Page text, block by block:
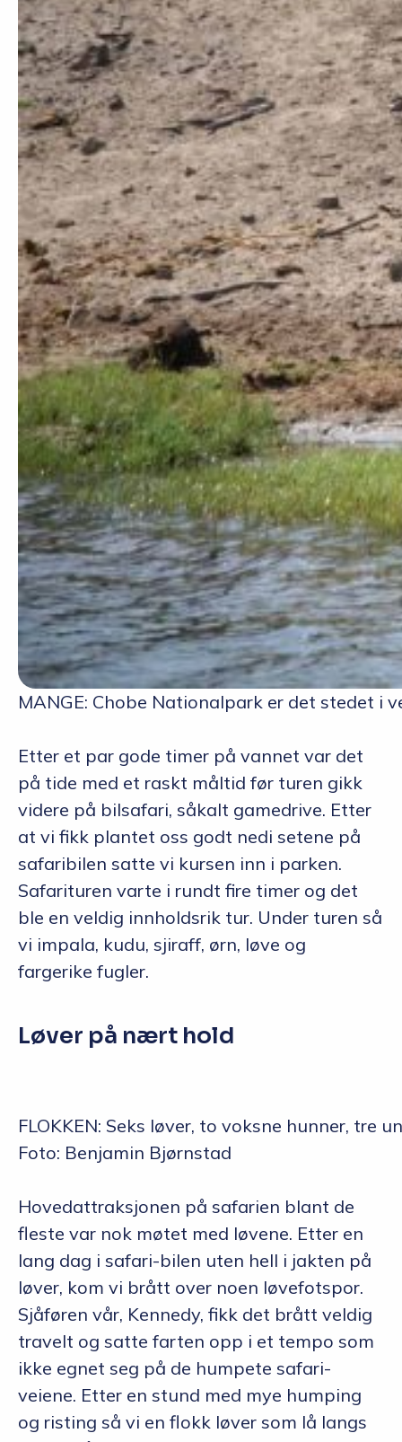
MANGE: Chobe Nationalpark er det stedet
Etter et par gode timer på vannet var det
på tide med et raskt måltid før turen gikk
videre på bilsafari, såkalt gamedrive. Etter
at vi fikk plantet oss godt nedi setene på
safaribilen satte vi kursen inn i parken.
Safarituren varte i rundt fire timer og det
ble en veldig innholdsrik tur. Under turen så
vi impala, kudu, sjiraff, ørn, løve og
fargerike fugler.
Løver på nært hold
FLOKKEN: Seks løver, to voksne hunner,
Foto: Benjamin Bjørnstad
Hovedattraksjonen på safarien blant de
fleste var nok møtet med løvene. Etter en
lang dag i safari-bilen uten hell i jakten på
løver, kom vi brått over noen løvefotspor.
Sjåføren vår, Kennedy, fikk det brått veldig
travelt og satte farten opp i et tempo som
ikke egnet seg på de humpete safari-
veiene. Etter en stund med mye humping
og risting så vi en flokk løver som lå langs